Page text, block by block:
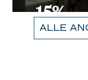
-15%
ALLE